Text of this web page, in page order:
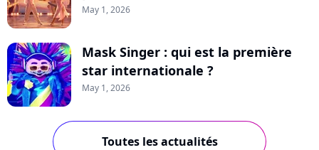
May 1, 2026
Mask Singer : qui est la première
star internationale ?
May 1, 2026
Toutes les actualités